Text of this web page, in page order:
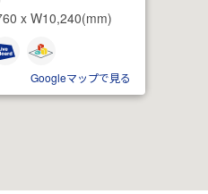
x W10,240(mm)
Googleマップで見る